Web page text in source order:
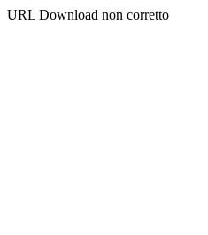
URL Download non corretto